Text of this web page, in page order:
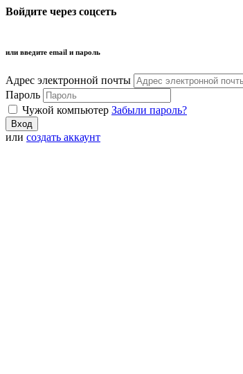
Войдите через соцсеть
или введите email и пароль
Адрес электронной почты
Пароль
Чужой компьютер Забыли пароль?
или создать аккаунт